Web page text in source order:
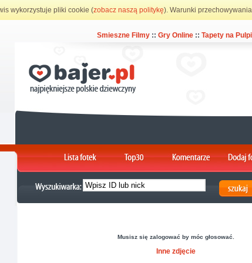
wykorzystuje pliki cookie (zobacz naszą politykę). Warunki
Smieszne Filmy:: Gry Online:: Tapety na
Musisz się zalogować by móc głosować.
Inne zdjęcie